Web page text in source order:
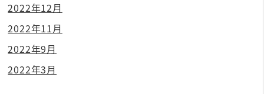
2022年12月
2022年11月
2022年9月
2022年3月